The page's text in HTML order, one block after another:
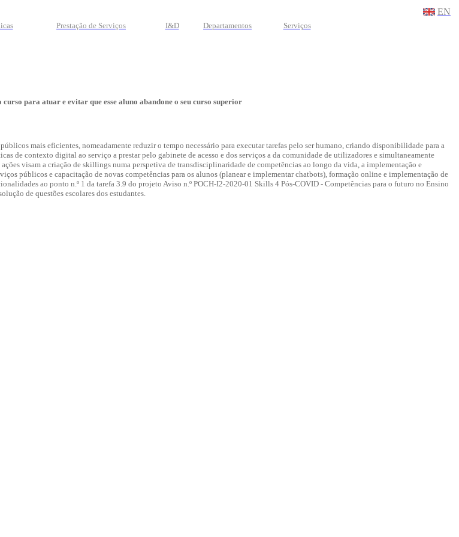
EN
Prestação de Serviços I&D Departamentos Serviços
para atuar e evitar que esse aluno abandone o seu curso superior
mais eficientes, nomeadamente reduzir o tempo necessário para executar tarefas pelo ser humano, criando disponibilidade para a
de contexto digital ao serviço a prestar pelo gabinete de acesso e dos serviços a da comunidade de utilizadores e simultaneamente
visam a criação de skillings numa perspetiva de transdisciplinaridade de competências ao longo da vida, a implementação e
públicos e capacitação de novas competências para os alunos (planear e implementar chatbots), formação online e implementação de
ao ponto n.º 1 da tarefa 3.9 do projeto Aviso n.º POCH-I2-2020-01 Skills 4 Pós-COVID - Competências para o futuro no Ensino
de questões escolares dos estudantes.